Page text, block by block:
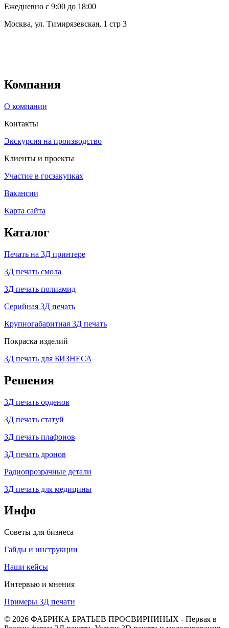
Ежедневно с 9:00 до 18:00
Москва, ул. Тимирязевская, 1 стр 3
Компания
О компании
Контакты
Экскурсия на производство
Клиенты и проекты
Участие в госзакупках
Вакансии
Карта сайта
Каталог
Печать на 3Д принтере
3Д печать смола
3Д печать полиамид
Серийная 3Д печать
Крупногабаритная 3Д печать
Покраска изделий
3Д печать для БИЗНЕСА
Решения
3Д печать орденов
3Д печать статуй
3Д печать плафонов
3Д печать дронов
Радиопрозрачные детали
3Д печать для медицины
Инфо
Советы для бизнеса
Гайды и инструкции
Наши кейсы
Интервью и мнения
Примеры 3Д печати
© 2026 ФАБРИКА БРАТЬЕВ ПРОСВИРНИНЫХ - Первая в